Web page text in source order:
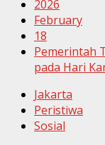
2026
February
18
Pemerintah
pada Hari
Jakarta
Peristiwa
Sosial